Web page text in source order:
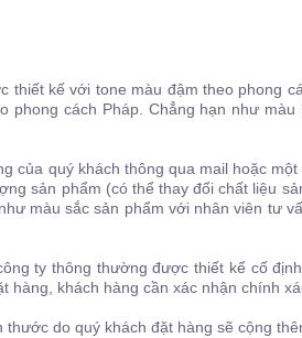
thiết kế với tone màu đậm theo phong
phong cách Pháp. Chẳng hạn như
của quý khách thông qua mail hoặc
sản phẩm (có thể thay đổi chất liệu
màu sắc sản phẩm với nhân viên tư
ty thông thường được thiết kế cố
hàng, khách hàng cần xác nhận chính
do quý khách đặt hàng sẽ cộng